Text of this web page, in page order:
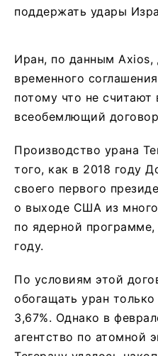
поддержать удары
Иран, по данным Axios,
временного
потому что не
всеобемлющий
Производство урана
того, как в 2018 году
своего первого
о выходе США из
по ядерной программе,
году.
По условиям этой
обогащать уран
3,67%. Однако в
агентство по атомной